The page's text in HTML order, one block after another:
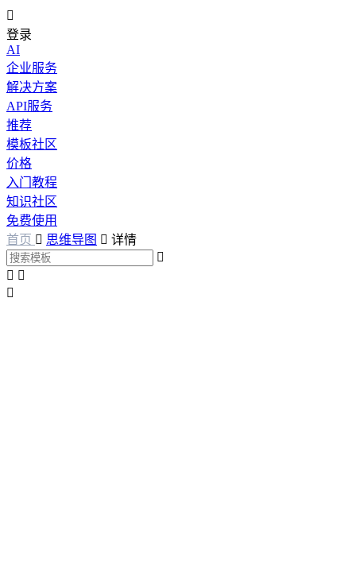

登录
AI
企业服务
解决方案
API服务
推荐
模板社区
价格
入门教程
知识社区
免费使用
首页  思维导图  详情

 
